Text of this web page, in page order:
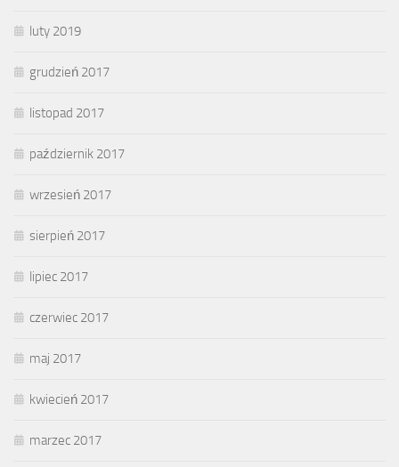
luty 2019
grudzień 2017
listopad 2017
październik 2017
wrzesień 2017
sierpień 2017
lipiec 2017
czerwiec 2017
maj 2017
kwiecień 2017
marzec 2017